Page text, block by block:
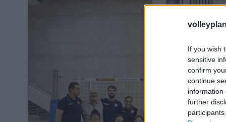
If you wish
sensitive
confirm
continue
information
further